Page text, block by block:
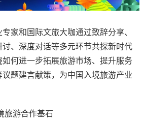
和国际文旅大咖通过致辞分享、
、深度对话等多元环节共探新时代
如何进一步拓展旅游市场、提升服务
题建言献策，为中国入境旅游产业
游合作基石